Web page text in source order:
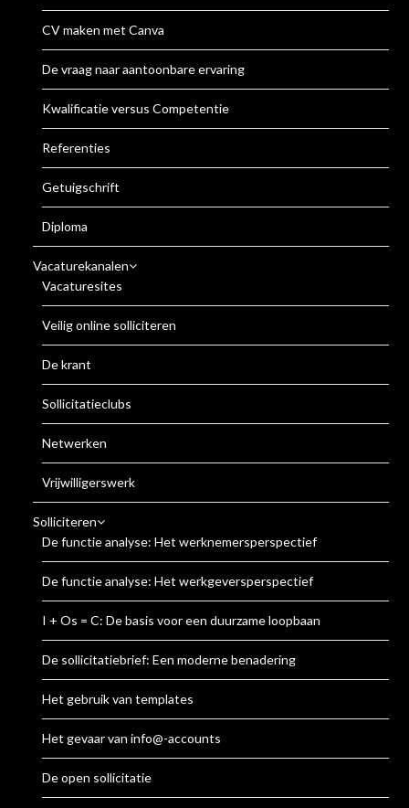
CV maken met Canva
De vraag naar aantoonbare ervaring
Kwalificatie versus Competentie
Referenties
Getuigschrift
Diploma
Vacaturekanalen
Vacaturesites
Veilig online solliciteren
De krant
Sollicitatieclubs
Netwerken
Vrijwilligerswerk
Solliciteren
De functie analyse: Het werknemersperspectief
De functie analyse: Het werkgeversperspectief
I + Os = C: De basis voor een duurzame loopbaan
De sollicitatiebrief: Een moderne benadering
Het gebruik van templates
Het gevaar van info@-accounts
De open sollicitatie